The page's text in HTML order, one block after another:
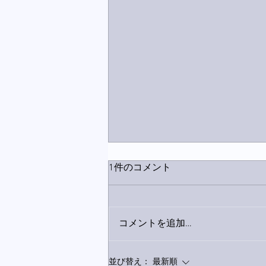
家レコーディング無事終了。
1件のコメント
コメントを追加…
並び替え： 最新順